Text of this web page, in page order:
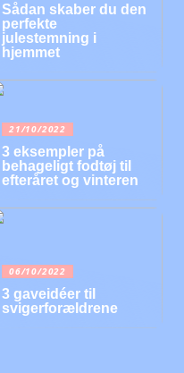
Sådan skaber du den
perfekte
julestemning i
hjemmet
21/10/2022
3 eksempler på
behageligt fodtøj til
efteråret og vinteren
06/10/2022
3 gaveidéer til
svigerforældrene